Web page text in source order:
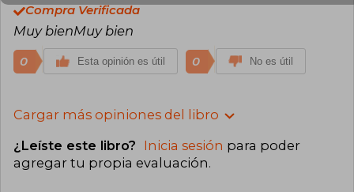
Compra Verificada
Muy bienMuy bien
0 Esta opinión es útil 0 No es útil
Cargar más opiniones del libro
¿Leíste este libro? Inicia sesión para poder
agregar tu propia evaluación.